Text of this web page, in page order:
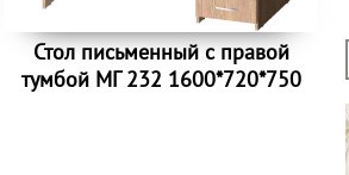
Стол письменный с правой
тумбой МГ 232 1600*720*750